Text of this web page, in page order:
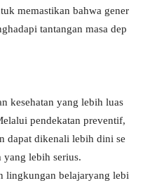
memastikan bahwa gener
tantangan masa dep
kesehatan yang lebih luas
pendekatan preventif,
dapat dikenali lebih dini se
yang lebih serius.
lingkungan belajaryang lebi